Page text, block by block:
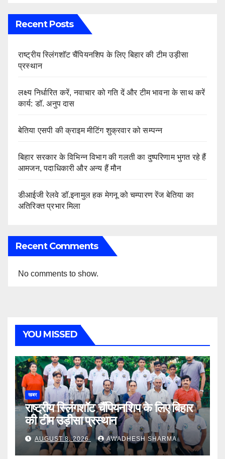
Recent Posts
राष्ट्रीय स्लिंगशॉट चैंपियनशिप के लिए बिहार की टीम उड़ीसा
प्रस्थान
लक्ष्य निर्धारित करें, नवाचार को गति दें और टीम भावना के साथ करें
कार्य: डॉ. अनुप दास
बेतिया एसपी की क्राइम मीटिंग शुक्रवार को सम्पन्न
बिहार सरकार के विभिन्न विभाग की गलती का दुष्परिणाम भुगत रहे हैं
आमजन, पदाधिकारी और अन्य हैं मौन
डीआईजी रेलवे डॉ.इनामुल हक मेगनू को चम्पारण रेंज बेतिया का
अतिरिक्त प्रभार मिला
Recent Comments
No comments to show.
YOU MISSED
खबर
राष्ट्रीय स्लिंगशॉट चैंपियनशिप के लिए बिहार
की टीम उड़ीसा प्रस्थान
AUGUST 8, 2026 AWADHESH SHARMA